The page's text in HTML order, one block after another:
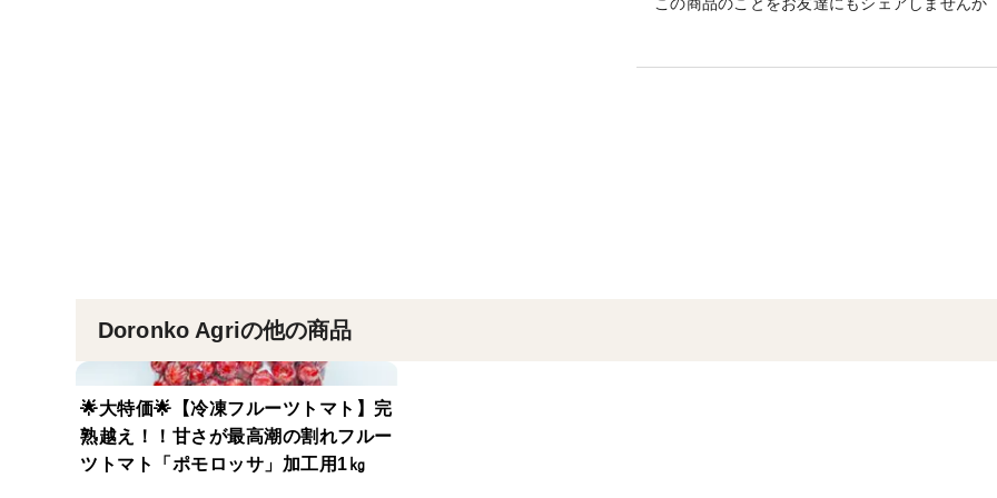
Doronko Agriの他の商品
🌟大特価🌟【冷凍フルーツトマト】完
熟越え！！甘さが最高潮の割れフルー
ツトマト「ポモロッサ」加工用1㎏